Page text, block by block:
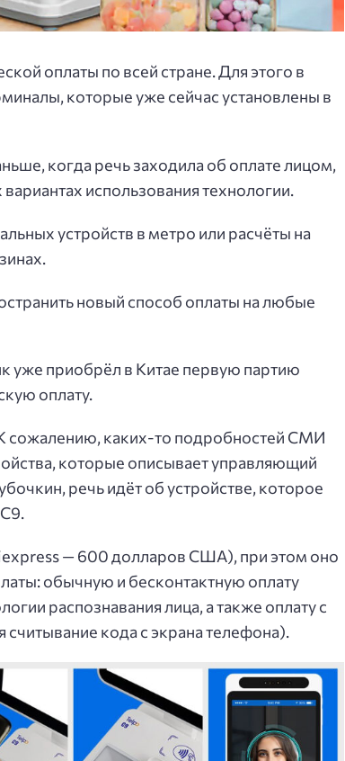
оплаты по всей стране. Для этого в
которые уже сейчас установлены в
когда речь заходила об оплате лицом,
использования технологии.
устройств в метро или расчёты на
новый способ оплаты на любые
уже приобрёл в Китае первую партию
оплату.
К сожалению, каких-то подробностей СМИ
которые описывает управляющий
речь идёт об устройстве, которое
— 600 долларов США), при этом оно
обычную и бесконтактную оплату
распознавания лица, а также оплату с
кода с экрана телефона).